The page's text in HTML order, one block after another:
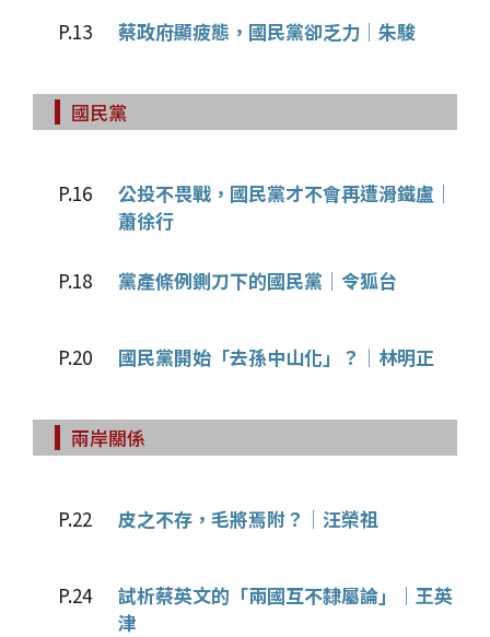
P.13 蔡政府顯疲態，國民黨卻乏力│朱駿
國民黨
P.16
公投不畏戰，國民黨才不會再遭滑鐵盧│
蕭徐行
P.18 黨產條例鍘刀下的國民黨│令狐台
P.20 國民黨開始「去孫中山化」？│林明正
兩岸關係
P.22 皮之不存，毛將焉附？│汪榮祖
P.24
試析蔡英文的「兩國互不隸屬論」│王英
津